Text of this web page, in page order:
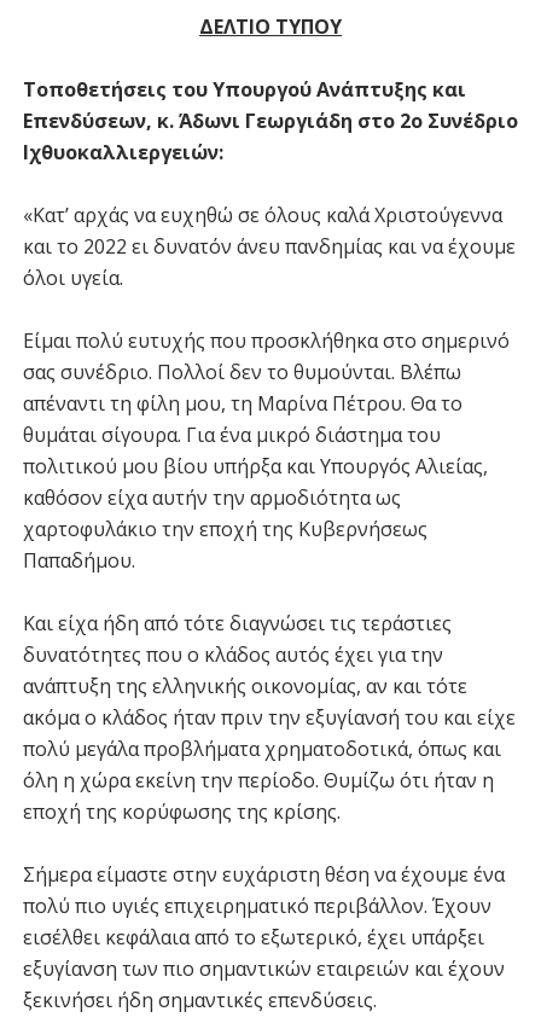
ΔΕΛΤΙΟ ΤΥΠΟΥ
Τοποθετήσεις του Υπουργού Ανάπτυξης και
Επενδύσεων, κ. Άδωνι Γεωργιάδη στο 2ο Συνέδριο
Ιχθυοκαλλιεργειών:
«Κατ’ αρχάς να ευχηθώ σε όλους καλά Χριστούγεννα
και το 2022 ει δυνατόν άνευ πανδημίας και να έχουμε
όλοι υγεία.
Είμαι πολύ ευτυχής που προσκλήθηκα στο σημερινό
σας συνέδριο. Πολλοί δεν το θυμούνται. Βλέπω
απέναντι τη φίλη μου, τη Μαρίνα Πέτρου. Θα το
θυμάται σίγουρα. Για ένα μικρό διάστημα του
πολιτικού μου βίου υπήρξα και Υπουργός Αλιείας,
καθόσον είχα αυτήν την αρμοδιότητα ως
χαρτοφυλάκιο την εποχή της Κυβερνήσεως
Παπαδήμου.
Και είχα ήδη από τότε διαγνώσει τις τεράστιες
δυνατότητες που ο κλάδος αυτός έχει για την
ανάπτυξη της ελληνικής οικονομίας, αν και τότε
ακόμα ο κλάδος ήταν πριν την εξυγίανσή του και είχε
πολύ μεγάλα προβλήματα χρηματοδοτικά, όπως και
όλη η χώρα εκείνη την περίοδο. Θυμίζω ότι ήταν η
εποχή της κορύφωσης της κρίσης.
Σήμερα είμαστε στην ευχάριστη θέση να έχουμε ένα
πολύ πιο υγιές επιχειρηματικό περιβάλλον. Έχουν
εισέλθει κεφάλαια από το εξωτερικό, έχει υπάρξει
εξυγίανση των πιο σημαντικών εταιρειών και έχουν
ξεκινήσει ήδη σημαντικές επενδύσεις.